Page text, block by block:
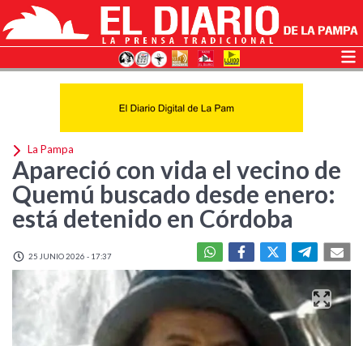
La Pampa
Apareció con vida el vecino de
Quemú buscado desde enero:
está detenido en Córdoba
25 JUNIO 2026 - 17:37